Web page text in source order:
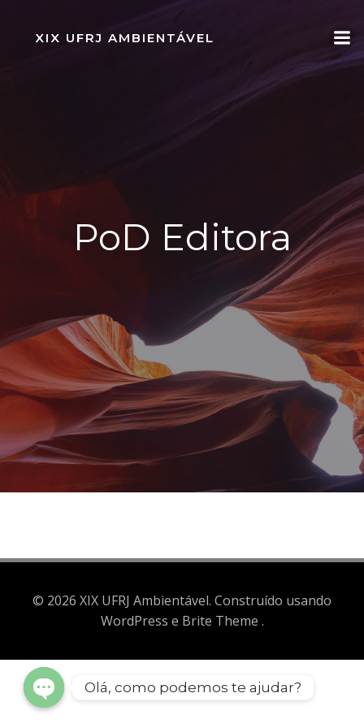
para
o
XIX UFRJ AMBIENTÁVEL
PoD Editora
© 2026 XIX UFRJ Ambientável. Construído usando
WordPress e Brite Theme .
Olá, como podemos te ajudar?
Open